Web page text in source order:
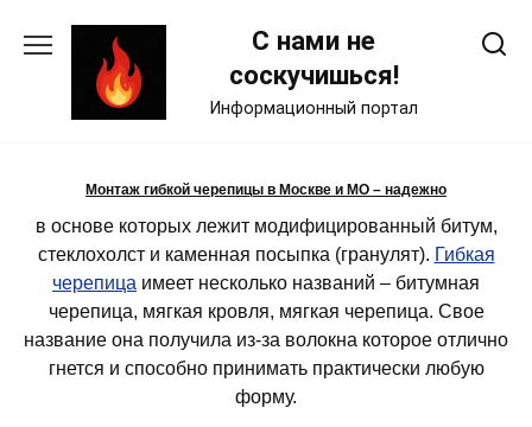
С нами не
соскучишься!
Информационный портал
Монтаж гибкой черепицы в Москве и МО – надежно
в основе которых лежит модифицированный битум,
стеклохолст и каменная посыпка (гранулят). Гибкая
черепица имеет несколько названий – битумная
черепица, мягкая кровля, мягкая черепица. Свое
название она получила из-за волокна которое отлично
гнется и способно принимать практически любую
форму.